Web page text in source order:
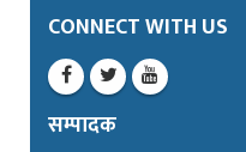
CONNECT WITH US
सम्पादक